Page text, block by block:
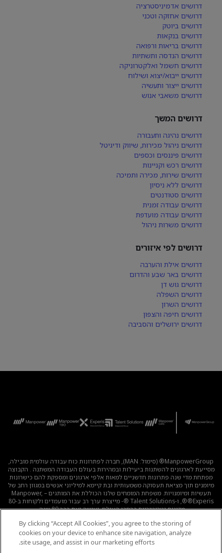
דרושים אדמיניסטרציה
דרושים אחזקה וטכני
דרושים ביוטק
דרושים בנקאות
דרושים בריאות ורפואה
דרושים הנדסה ותשתיות
דרושים חשמל ואלקטרוניקה
דרושים ייבוא/יצוא ושילוח
דרושים ייצור ותעשיה
דרושים משאבי אנוש
דרושים המשך
דרושים נהיגה ותעבורה
דרושים ניהול מכירות, שיווק ודיגיטל
דרושים פיננסים וכספים
דרושים רכש וקניינות
דרושים שירות, מכירה ותמיכה
דרושים ללא ניסיון
דרושים סטודנטים
דרושים עבודה זמנית
דרושים עבודה מועדפת
דרושים משרות ניהול
דרושים לפי איזורים
דרושים אילת והערבה
דרושים באר שבע והדרום
דרושים גוש דן
דרושים השפלה
דרושים השרון
דרושים חיפה והצפון
דרושים ירושלים והסביבה
ManpowerGroup® (סימול: MAN), חברה לפתרונות כוח עבודה עולמית מובילה,
מסייעת לארגונים להשתנות ביעילות ובמהירות בעולם העבודה המשתנה . הקבוצה
מפתחת מדי שנה פתרונות חדשניים למאות אלפי ארגונים ומספקת להם כישרונות
מיומנים תוך מציאת תעסוקה משמעותית ובת קיימא למיליוני אנשים במגוון רחב של
תעשיות ומיומנויות. משפחת המומחים שלנו הכוללת את המותגים – Manpower,
®Experis®, ו-Talent Solutions ®- מייצרת ערך רב עבור מועמדים ולקוחות ב-80
מדינות וטריטוריות ברחבי העולם, ועושה זאת כבר 80 שנה.
לכל המשרות | מדיניות הפרטיות | תנאי השימוש | נגישות
קוד אתי
|
By clicking “Accept All Cookies”, you agree to the storing of
cookies on your device to enhance site navigation, analyze
site usage, and assist in our marketing efforts.